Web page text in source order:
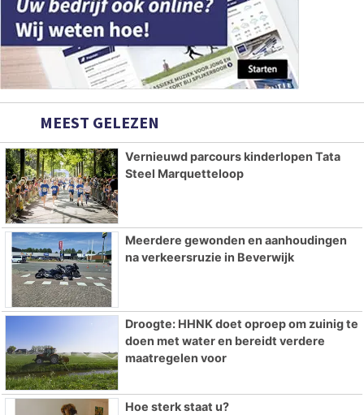
MEEST GELEZEN
Vernieuwd parcours kinderlopen Tata
Steel Marquetteloop
Meerdere gewonden en aanhoudingen
na verkeersruzie in Beverwijk
Droogte: HHNK doet oproep om zuinig te
doen met water en bereidt verdere
maatregelen voor
Hoe sterk staat u?